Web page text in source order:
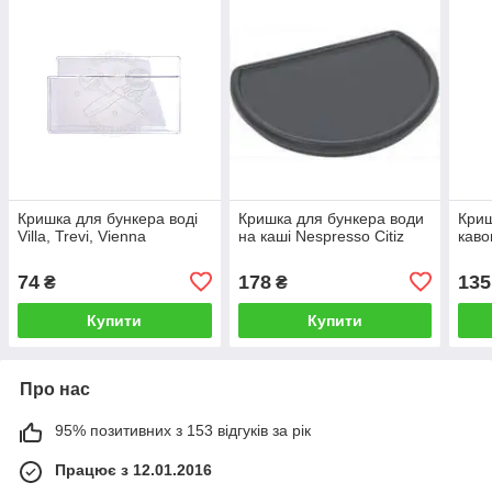
Кришка для бункера воді
Villa, Trevi, Vienna
74 ₴
Купити
Кришка для бункера води
на каші Nespresso Citiz
178₴
Купити
135
Про нас
95% позитивних з 153 відгуків за рік
Працює з 12.01.2016